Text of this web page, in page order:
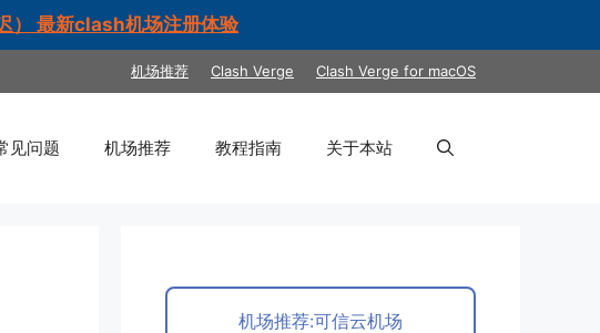
） 最新clash机场注册体验
机场推荐 Clash Verge Clash Verge for macOS
见问题 机场推荐 教程指南 关于本站
机场推荐:可信云机场